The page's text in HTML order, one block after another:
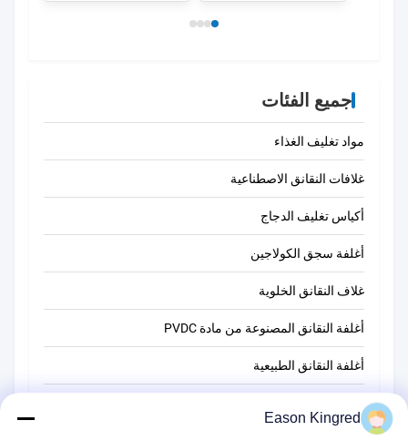
جميع الفئات
مواد تغليف الغذاء
غلافات النقانق الاصطناعية
أكياس تغليف الدجاج
أغلفة سجق الكولاجين
غلاف النقانق الخلوية
أغلفة النقانق المصنوعة من مادة PVDC
أغلفة النقانق الطبيعية
Eason Kingred